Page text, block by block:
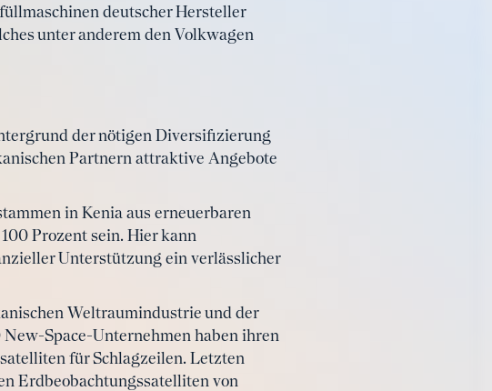
deutscher Hersteller
unter anderem den Volkwagen
der nötigen Diversifizierung
Partnern attraktive Angebote
in Kenia aus erneuerbaren
Prozent sein. Hier kann
Unterstützung ein verlässlicher
Weltraumindustrie und der
Space-Unternehmen haben ihren
für Schlagzeilen. Letzten
Erdbeobachtungssatelliten von